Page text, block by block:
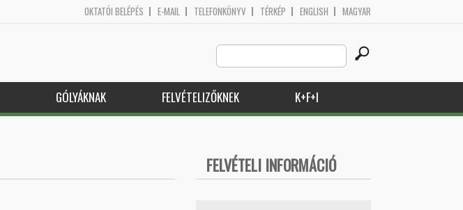
OKTATÓI BELÉPÉS E-MAIL TELEFONKÖNYV TÉRKÉP ENGLISH MAGYAR
Search
this
site
GÓLYÁKNAK FELVÉTELIZŐKNEK K+F+I
FELVÉTELI INFORMÁCIÓ